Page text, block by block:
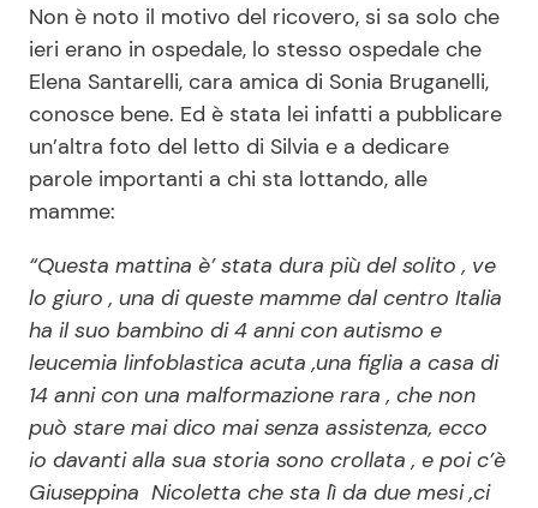
Non è noto il motivo del ricovero, si sa solo che
ieri erano in ospedale, lo stesso ospedale che
Elena Santarelli, cara amica di Sonia Bruganelli,
conosce bene. Ed è stata lei infatti a pubblicare
un’altra foto del letto di Silvia e a dedicare
parole importanti a chi sta lottando, alle
mamme:
“Questa mattina è’ stata dura più del solito , ve
lo giuro , una di queste mamme dal centro Italia
ha il suo bambino di 4 anni con autismo e
leucemia linfoblastica acuta ,una figlia a casa di
14 anni con una malformazione rara , che non
può stare mai dico mai senza assistenza, ecco
io davanti alla sua storia sono crollata , e poi c’è
Giuseppina Nicoletta che sta lì da due mesi ,ci